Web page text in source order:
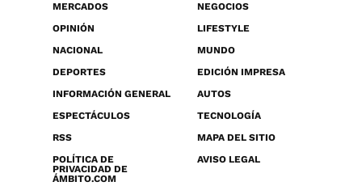
MERCADOS
NEGOCIOS
OPINIÓN
LIFESTYLE
NACIONAL
MUNDO
DEPORTES
EDICIÓN IMPRESA
INFORMACIÓN GENERAL
AUTOS
ESPECTÁCULOS
TECNOLOGÍA
RSS
MAPA DEL SITIO
POLÍTICA DE
PRIVACIDAD DE
ÁMBITO.COM
AVISO LEGAL